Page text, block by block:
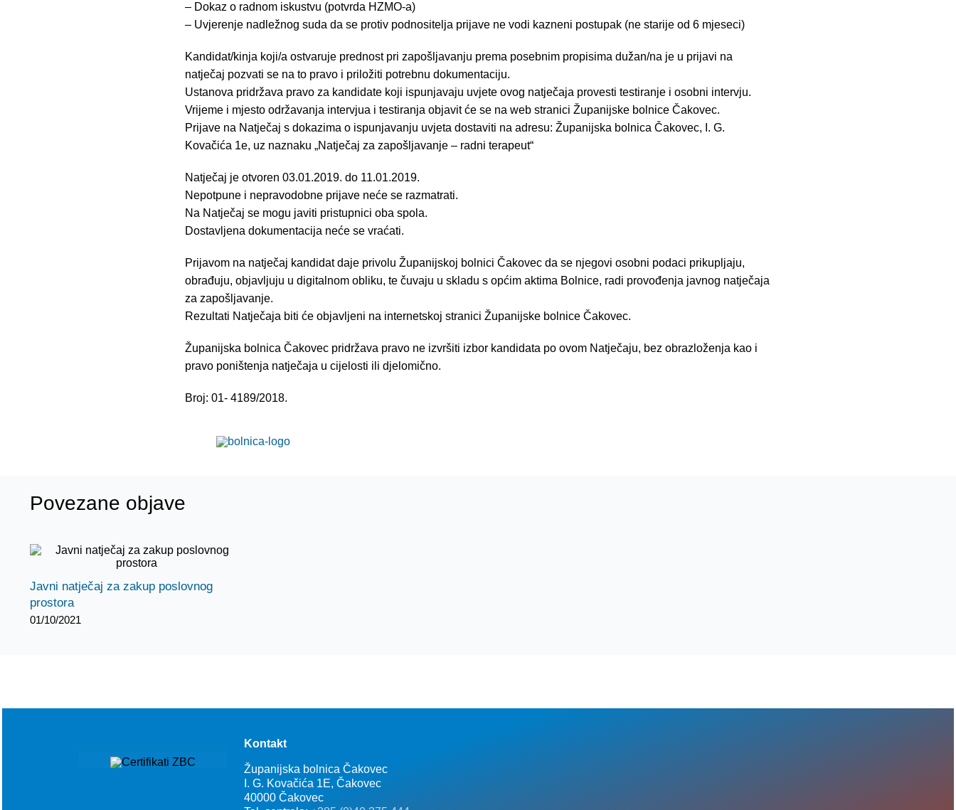
– Dokaz o radnom iskustvu (potvrda HZMO-a)
– Uvjerenje nadležnog suda da se protiv podnositelja prijave ne vodi kazneni postupak (ne starije od 6 mjeseci)
Kandidat/kinja koji/a ostvaruje prednost pri zapošljavanju prema posebnim propisima dužan/na je u prijavi na
natječaj pozvati se na to pravo i priložiti potrebnu dokumentaciju.
Ustanova pridržava pravo za kandidate koji ispunjavaju uvjete ovog natječaja provesti testiranje i osobni intervju.
Vrijeme i mjesto održavanja intervjua i testiranja objavit će se na web stranici Županijske bolnice Čakovec.
Prijave na Natječaj s dokazima o ispunjavanju uvjeta dostaviti na adresu: Županijska bolnica Čakovec, I. G.
Kovačića 1e, uz naznaku „Natječaj za zapošljavanje – radni terapeut“
Natječaj je otvoren 03.01.2019. do 11.01.2019.
Nepotpune i nepravodobne prijave neće se razmatrati.
Na Natječaj se mogu javiti pristupnici oba spola.
Dostavljena dokumentacija neće se vraćati.
Prijavom na natječaj kandidat daje privolu Županijskoj bolnici Čakovec da se njegovi osobni podaci prikupljaju,
obrađuju, objavljuju u digitalnom obliku, te čuvaju u skladu s općim aktima Bolnice, radi provođenja javnog natječaja
za zapošljavanje.
Rezultati Natječaja biti će objavljeni na internetskoj stranici Županijske bolnice Čakovec.
Županijska bolnica Čakovec pridržava pravo ne izvršiti izbor kandidata po ovom Natječaju, bez obrazloženja kao i
pravo poništenja natječaja u cijelosti ili djelomično.
Broj: 01- 4189/2018.
Povezane objave
Javni natječaj za zakup poslovnog
prostora
01/10/2021
Kontakt
Županijska bolnica Čakovec
I. G. Kovačića 1E, Čakovec
40000 Čakovec